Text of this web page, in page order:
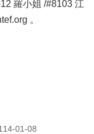
羅小姐 /#8103 江
。
01-08